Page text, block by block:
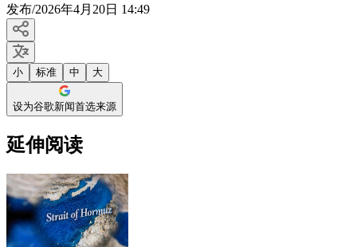
发布/2026年4月20日 14:49
小 标准 中 大
设为谷歌新闻首选来源
延伸阅读